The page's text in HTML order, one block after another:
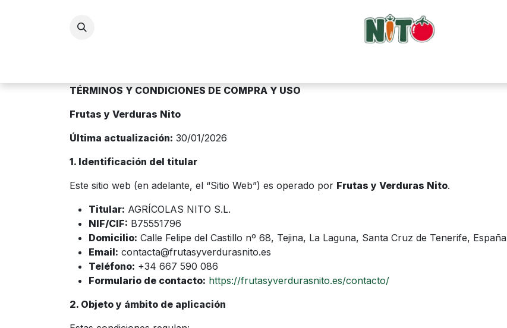
TÉRMINOS Y CONDICIONES DE COMPRA Y USO
Frutas y Verduras Nito
Última actualización: 30/01/2026
1. Identificación del titular
Este sitio web (en adelante, el “Sitio Web”) es operado por Frutas y Verduras Nito.
Titular: AGRÍCOLAS NITO S.L.
NIF/CIF: B75551796
Domicilio: Calle Felipe del Castillo nº 68, Tejina, La Laguna, Santa Cruz de Tenerife, España
Email: contacta@frutasyverdurasnito.es
Teléfono: +34 667 590 086
Formulario de contacto: https://frutasyverdurasnito.es/contacto/
2. Objeto y ámbito de aplicación